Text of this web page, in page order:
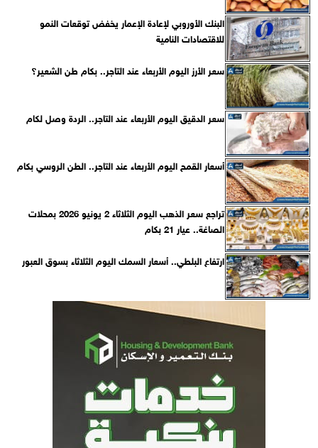
البنك الأوروبي لإعادة الإعمار يخفض توقعات النمو
للاقتصادات النامية
سعر الأرز اليوم الأربعاء عند التاجر.. بكام طن الشعير؟
سعر الدقيق اليوم الأربعاء عند التاجر.. الردة وصل لكام
أسعار القمح اليوم الأربعاء عند التاجر.. الطن الروسي بكام
تراجع سعر الذهب اليوم الثلاثاء 2 يونيو 2026 بمحلات
الصاغة.. عيار 21 بكام
ارتفاع البلطي.. أسعار السمك اليوم الثلاثاء بسوق العبور